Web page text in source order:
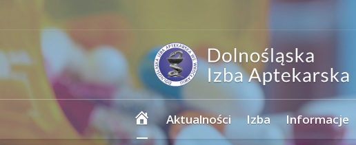
Strona
główna
Aktualności Izba Informacje